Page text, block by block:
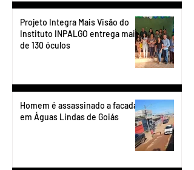
Projeto Integra Mais Visão do
Instituto INPALGO entrega mais
de 130 óculos
Homem é assassinado a facadas
em Águas Lindas de Goiás